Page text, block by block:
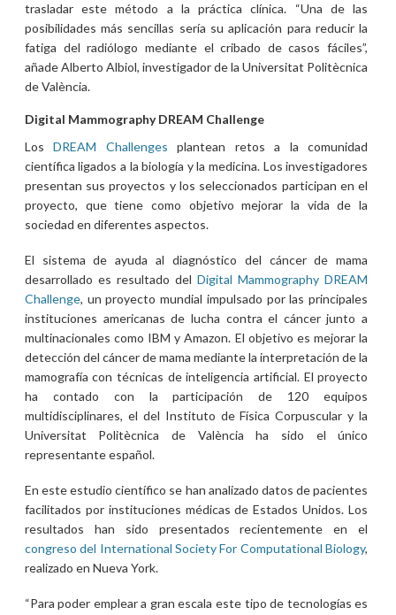
trasladar este método a la práctica clínica. “Una de las
posibilidades más sencillas sería su aplicación para reducir la
fatiga del radiólogo mediante el cribado de casos fáciles”,
añade Alberto Albiol, investigador de la Universitat Politècnica
de València.
Digital Mammography DREAM Challenge
LosDREAM Challenges plantean retos a la comunidad
científica ligados a la biología y la medicina. Los investigadores
presentan sus proyectos y los seleccionados participan en el
proyecto, que tiene como objetivo mejorar la vida de la
sociedad en diferentes aspectos.
El sistema de ayuda al diagnóstico del cáncer de mama
desarrollado es resultado delDigital Mammography DREAM
Challenge, un proyecto mundial impulsado por las principales
instituciones americanas de lucha contra el cáncer junto a
multinacionales como IBM y Amazon. El objetivo es mejorar la
detección del cáncer de mama mediante la interpretación de la
mamografía con técnicas de inteligencia artificial. El proyecto
ha contado con la participación de 120 equipos
multidisciplinares, el del Instituto de Física Corpuscular y la
Universitat Politècnica de València ha sido el único
representante español.
En este estudio científico se han analizado datos de pacientes
facilitados por instituciones médicas de Estados Unidos. Los
resultados han sido presentados recientemente en el
congreso del International Society For Computational Biology,
realizado en Nueva York.
“Para poder emplear a gran escala este tipo de tecnologías es